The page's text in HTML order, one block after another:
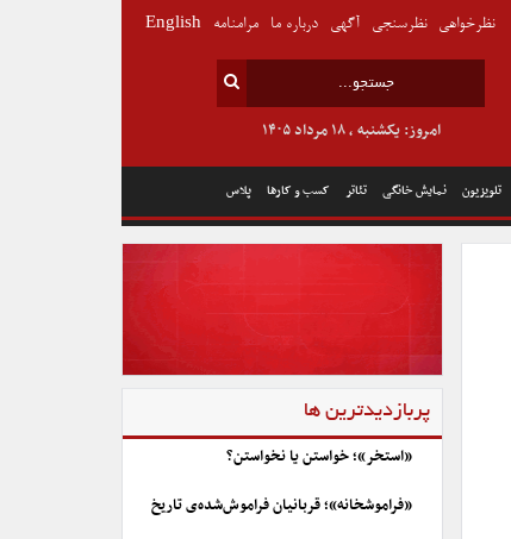
تلویزیون نمایش خانگی تئاتر کسب و کارها پلاس
امروز: یکشنبه , ۱۸ مرداد ۱۴۰۵
نظرخواهی نظرسنجی آگهی درباره ما مرامنامه English
پربازدیدترین ها
«استخر»؛ خواستن یا نخواستن؟
«فراموشخانه»؛ قربانیان فراموش‌شده‌ی تاریخ